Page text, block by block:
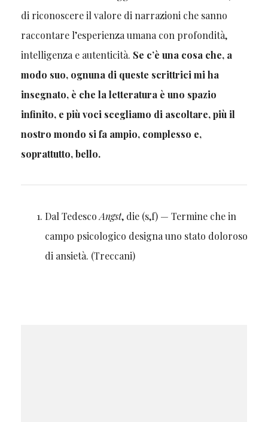
di riconoscere il valore di narrazioni che sanno
raccontare l’esperienza umana con profondità,
intelligenza e autenticità. Se c’è una cosa che, a
modo suo, ognuna di queste scrittrici mi ha
insegnato, è che la letteratura è uno spazio
infinito, e più voci scegliamo di ascoltare, più il
nostro mondo si fa ampio, complesso e,
soprattutto, bello.
Dal TedescoAngst, die (s,f) — Termine che in
campo psicologico designa uno stato doloroso
di ansietà. (Treccani)